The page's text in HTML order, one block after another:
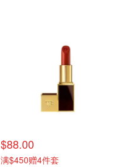
$88.00
满$450赠4件套